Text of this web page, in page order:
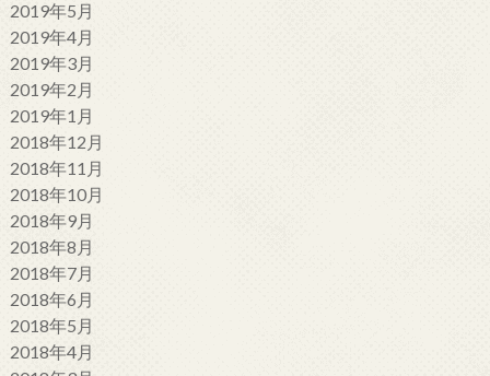
2019年5月
2019年4月
2019年3月
2019年2月
2019年1月
2018年12月
2018年11月
2018年10月
2018年9月
2018年8月
2018年7月
2018年6月
2018年5月
2018年4月